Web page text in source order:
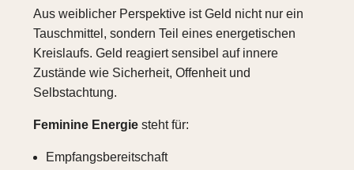
Aus weiblicher Perspektive ist Geld nicht nur ein
Tauschmittel, sondern Teil eines energetischen
Kreislaufs. Geld reagiert sensibel auf innere
Zustände wie Sicherheit, Offenheit und
Selbstachtung.
Feminine Energie steht für:
Empfangsbereitschaft